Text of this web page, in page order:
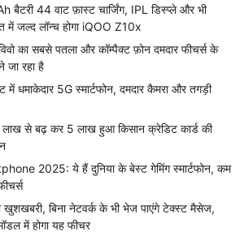
44 वाट फ़ास्ट चार्जिंग, IPL डिस्प्ले और भी
में जल्द लॉन्च होगा iQOO Z10x
का सबसे पतला और कॉम्पैक्ट फ़ोन दमदार फीचर्स के
जा रहा है
5G स्मार्टफोन, दमदार कैमरा और तगड़ी
से बढ़ कर 5 लाख हुआ किसान क्रेडिट कार्ड की
2025: ये हैं दुनिया के बेस्ट गेमिंग स्मार्टफोन, कम
बिना नेटवर्क के भी भेज पाएंगे टेक्स्ट मैसेज,
में होगा यह फीचर